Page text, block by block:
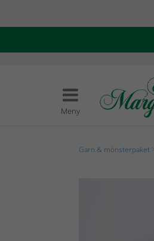
Meny
Garn & mönsterpaket